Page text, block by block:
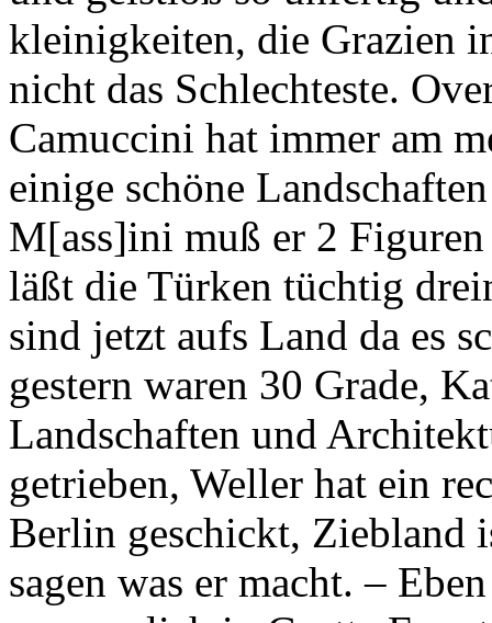
kleinigkeiten, die Grazien
nicht das Schlechteste.
Camuccini hat immer am
einige schöne
M[ass]ini muß er 2 Figuren
läßt die Türken tüchtig
sind jetzt aufs Land da es
gestern waren 30 Grade,
Landschaften und
getrieben, Weller hat ein
Berlin geschickt, Ziebland
sagen was er macht. –